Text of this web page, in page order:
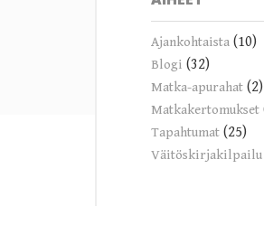
Ajankohtaista (10)
Blogi (32)
Matka-apurahat (2)
Matkakertomukset
Tapahtumat (25)
Väitöskirjakilpailu